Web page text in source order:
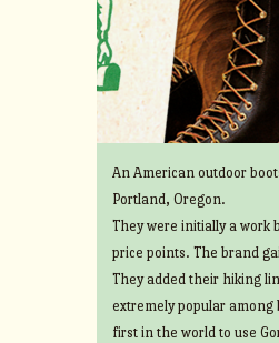
An American outdoor
Portland, Oregon.
They were initially a work
price points. The brand
They added their hiking
extremely popular among
first in the world to use